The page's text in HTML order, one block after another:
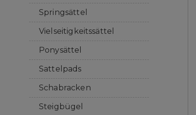
Springsättel
Vielseitigkeitssättel
Ponysättel
Sattelpads
Schabracken
Steigbügel